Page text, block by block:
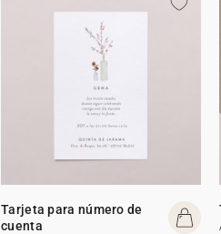
Tarjeta para número de
cuenta